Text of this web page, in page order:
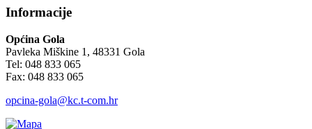
Informacije
Općina Gola
Pavleka Miškine 1, 48331 Gola
Tel: 048 833 065
Fax: 048 833 065
opcina-gola@kc.t-com.hr